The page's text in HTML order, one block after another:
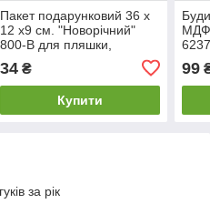
Пакет подарунковий 36 х
12 х9 см. "Новорічний"
800-B для пляшки,
34₴
Купити
МДФ
99
за рік